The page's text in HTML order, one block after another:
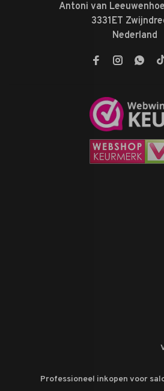
Antoni van
3331ET
Nederland
Professioneel inkopen voor